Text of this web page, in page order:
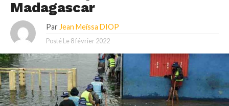
Madagascar
Par Jean Meïssa DIOP
Posté Le 8 février 2022